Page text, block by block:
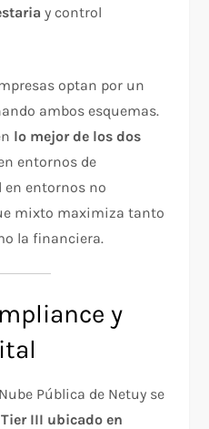
y control
optan por un
ambos esquemas.
lo mejor de los dos
entornos de
en entornos no
mixto maximiza tanto
la financiera.
y
Pública de Netuy se
III ubicado en